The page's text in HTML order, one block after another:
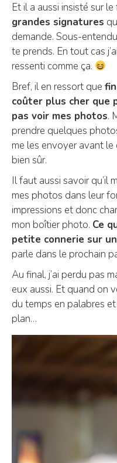
Et il a aussi insisté sur le
grandes signatures
demande. Sous-
te prends. En tout cas
ressenti comme ça.
Bref, il en ressort que
coûter plus cher que
pas voir mes photos.
prendre quelques
me les envoyer avant
bien sûr.
Il faut aussi savoir qu’il
mes photos dans leur
impressions et donc
mon boîtier photo. Ce
petite connerie sur
parle dans le prochain
Au final, j’ai perdu pas
eux aussi. Et quand on
du temps en palabres et
plan…